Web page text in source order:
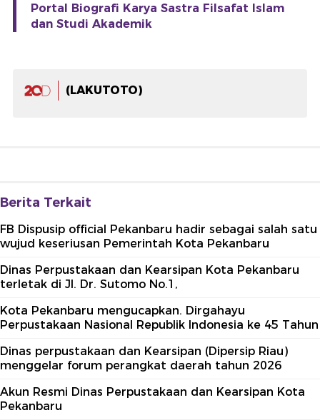
Portal Biografi Karya Sastra Filsafat Islam
dan Studi Akademik
(LAKUTOTO)
Berita Terkait
FB Dispusip official Pekanbaru hadir sebagai salah satu
wujud keseriusan Pemerintah Kota Pekanbaru
Dinas Perpustakaan dan Kearsipan Kota Pekanbaru
terletak di Jl. Dr. Sutomo No.1,
Kota Pekanbaru mengucapkan. Dirgahayu
Perpustakaan Nasional Republik Indonesia ke 45 Tahun
Dinas perpustakaan dan Kearsipan (Dipersip Riau)
menggelar forum perangkat daerah tahun 2026
Akun Resmi Dinas Perpustakaan dan Kearsipan Kota
Pekanbaru